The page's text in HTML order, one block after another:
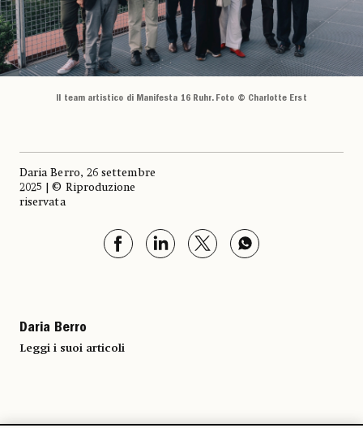
Il team artistico di Manifesta 16 Ruhr. Foto © Charlotte Erst
Daria Berro, 26 settembre
2025 | © Riproduzione
riservata
Daria Berro
Leggi i suoi articoli